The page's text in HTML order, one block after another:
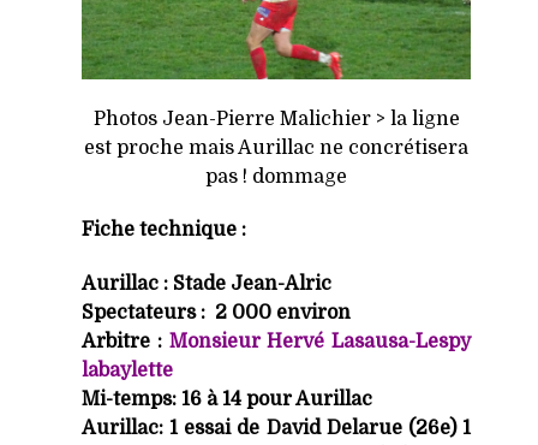
Photos Jean-Pierre Malichier > la ligne
est proche mais Aurillac ne concrétisera
pas ! dommage
Fiche technique :
Aurillac : Stade Jean-Alric
Spectateurs : 2 000 environ
Arbitre : Monsieur Hervé Lasausa-Lespy
labaylette
Mi-temps: 16 à 14 pour Aurillac
Aurillac: 1 essai de David Delarue (26e) 1